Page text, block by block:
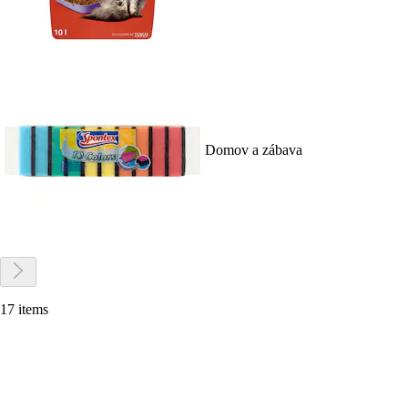
Domov a zábava
17 items